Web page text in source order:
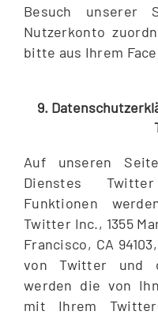
Besuch unserer
Nutzerkonto
bitte aus Ihrem
9.
Auf unseren
Dienstes
Funktionen
Twitter Inc., 1355
Francisco, CA
von Twitter und
werden die von
mit Ihrem